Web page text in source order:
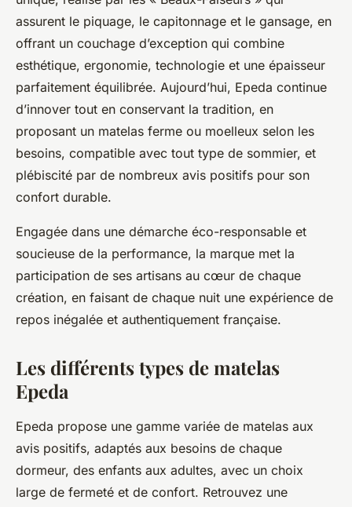
assurent le piquage, le capitonnage et le gansage, en
offrant un couchage d’exception qui combine
esthétique, ergonomie, technologie et une épaisseur
parfaitement équilibrée. Aujourd’hui, Epeda continue
d’innover tout en conservant la tradition, en
proposant un matelas ferme ou moelleux selon les
besoins, compatible avec tout type de sommier, et
plébiscité par de nombreux avis positifs pour son
confort durable.
Engagée dans une démarche éco-responsable et
soucieuse de la performance, la marque met la
participation de ses artisans au cœur de chaque
création, en faisant de chaque nuit une expérience de
repos inégalée et authentiquement française.
Les différents types de matelas
Epeda
Epeda propose une gamme variée de matelas aux
avis positifs, adaptés aux besoins de chaque
dormeur, des enfants aux adultes, avec un choix
large de fermeté et de confort. Retrouvez une